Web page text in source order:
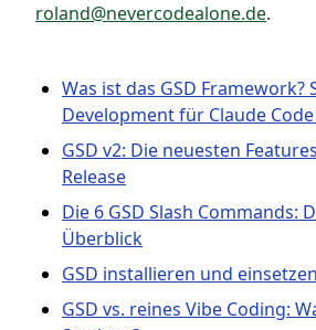
roland@nevercodealone.de.
Was ist das GSD Framework?
Development für Claude
GSD v2: Die neuesten
Release
Die 6 GSD Slash Commands:
Überblick
GSD installieren und
GSD vs. reines Vibe Coding: